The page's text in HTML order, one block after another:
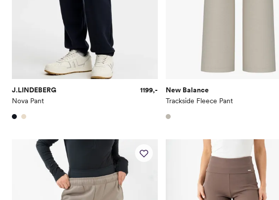
J.LINDEBERG
Nova Pant
1199,-
New Balance
Trackside Fleece Pant